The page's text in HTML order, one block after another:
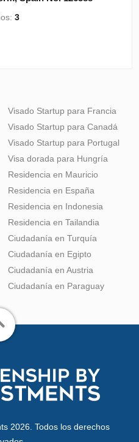
3
Visado Startup para Francia
Visado Startup para Canadá
Visado Startup para Portugal
Visa dorada para Hungría
Residencia en Mauricio
Residencia en España
Residencia en Indonesia
Residencia en Tailandia
Ciudadanía en Turquía
Ciudadanía en Egipto
Ciudadanía en Austria
Ciudadanía en Paraguay
2026. Todos los derechos